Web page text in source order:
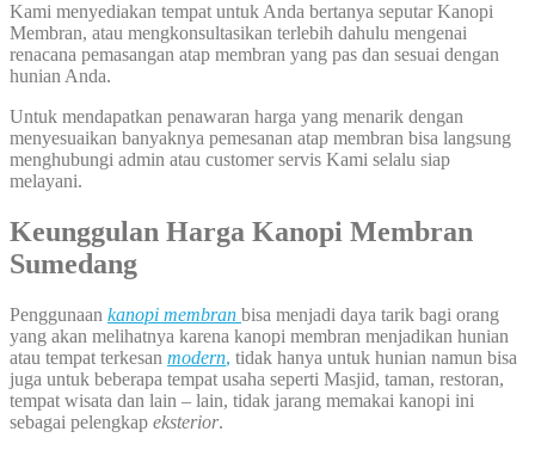
Kami menyediakan tempat untuk Anda bertanya seputar Kanopi
Membran, atau mengkonsultasikan terlebih dahulu mengenai
renacana pemasangan atap membran yang pas dan sesuai dengan
hunian Anda.
Untuk mendapatkan penawaran harga yang menarik dengan
menyesuaikan banyaknya pemesanan atap membran bisa langsung
menghubungi admin atau customer servis Kami selalu siap
melayani.
Keunggulan Harga Kanopi Membran
Sumedang
Penggunaan kanopi membran bisa menjadi daya tarik bagi orang
yang akan melihatnya karena kanopi membran menjadikan hunian
atau tempat terkesan modern, tidak hanya untuk hunian namun bisa
juga untuk beberapa tempat usaha seperti Masjid, taman, restoran,
tempat wisata dan lain – lain, tidak jarang memakai kanopi ini
sebagai pelengkap eksterior.